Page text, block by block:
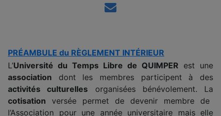
PRÉAMBULE du RÈGLEMENT INTÉRIEUR
L’Université du Temps Libre de QUIMPER est une
association dont les membres participent à des
activités culturelles organisées bénévolement. La
cotisation versée permet de devenir membre de
l’Association pour une année universitaire mais elle